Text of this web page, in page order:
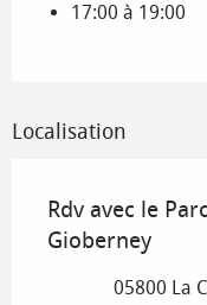
17:00 à 19:00
Localisation
Rdv avec le
Gioberney
05800 La